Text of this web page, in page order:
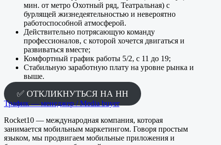
мин. от метро Охотный ряд, Театральная) с
бурлящей жизнедеятельностью и невероятно
работоспособной атмосферой.
Действительно потрясающую команду
профессионалов, с которой хочется двигаться и
развиваться вместе;
Комфортный график работы 5/2, с 11 до 19;
Стабильную заработную плату на уровне рынка и
выше.
✅ ОТКЛИКНУТЬСЯ НА HH
Трафик — менеджер / Media buyer
Rocket10 — международная компания, которая
занимается мобильным маркетингом. Говоря простым
языком, мы продвигаем мобильные приложения и